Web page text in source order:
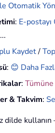
Otomatik
: E-postayı
...
Kaydet/
: 😊 Daha
:
& Takvim:
kullanın